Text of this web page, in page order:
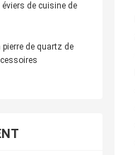
éviers de cuisine de
pierre de quartz de